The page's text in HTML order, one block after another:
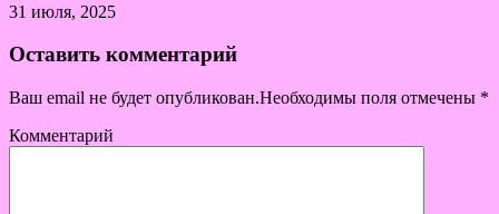
31 июля, 2025
Оставить комментарий
Ваш email не будет опубликован.Необходимы поля отмечены *
Комментарий